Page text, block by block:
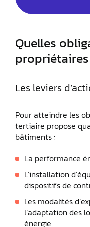
Quelles
Les leviers
Pour atteindre les
tertiaire propose
bâtiments :
La performance
L’installation
dispositifs de
Les modalités
l’adaptation des
énergie